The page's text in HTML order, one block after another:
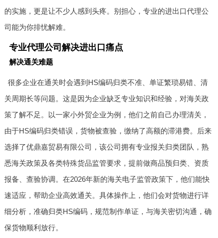
的实施，更是让不少人感到头疼。别担心，专业的进出口代理公
司能为你排忧解难。
专业代理公司解决进出口痛点
解决通关难题
很多企业在通关时会遇到HS编码归类不准、单证繁琐易错、清
关周期长等问题。这是因为企业缺乏专业知识和经验，对海关政
策了解不足。以一家小外贸企业为例，他们之前自己办理清关，
由于HS编码归类错误，货物被查验，缴纳了高额的滞港费。后来
选择了优鼎嘉贸易有限公司，该公司拥有专业报关归类团队，熟
悉海关政策及各类特殊货品监管要求，提前做商品预归类、资质
报备、查验协调。在2026年新的海关电子监管政策下，他们能快
速适应，帮助企业高效通关。具体操作上，他们会对货物进行详
细分析，准确归类HS编码，规范制作单证，与海关密切沟通，确
保货物顺利放行。